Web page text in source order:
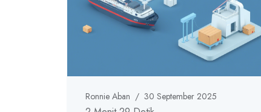
Ronnie Aban / 30 September 2025